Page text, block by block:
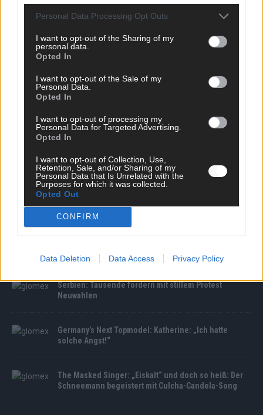
Personal Data Processing Opt Outs
I want to opt-out of the Sharing of my
personal data.
Opted In
I want to opt-out of the Sale of my
Personal Data.
Opted In
I want to opt-out of processing my
Personal Data for Targeted Advertising.
Opted In
I want to opt-out of Collection, Use,
Retention, Sale, and/or Sharing of my
Personal Data that Is Unrelated with the
Purposes for which it was collected.
Opted Out
CONFIRM
Data Deletion Data Access Privacy Policy
FOLGE UNS BEI FACEBOOK
MEDIATHEK
Serbien: Tausende fordern mit stillem Protest
Neuwahlen
Germany’s Next Topmodel: Katherine: „Ich hatte
solche Angst!“
The Masked Singer: „Eiskalt“ und doch so heiß: Der
Schneemann begeistert mit Culcha-Candela-Song